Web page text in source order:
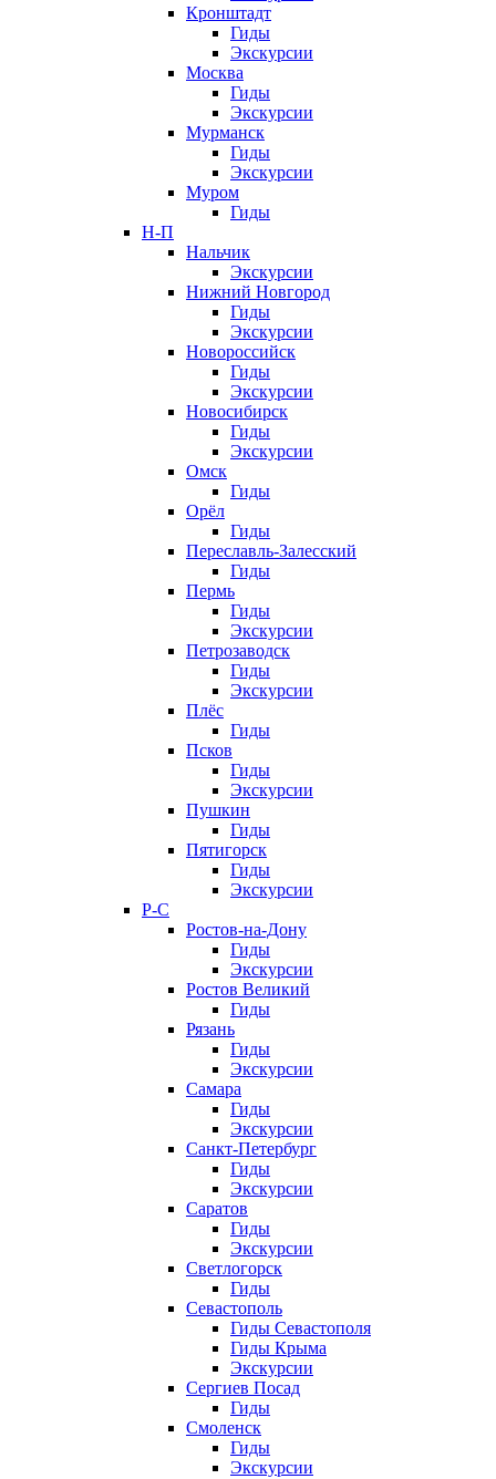
Кронштадт
Гиды
Экскурсии
Москва
Гиды
Экскурсии
Мурманск
Гиды
Экскурсии
Муром
Гиды
Н-П
Нальчик
Экскурсии
Нижний Новгород
Гиды
Экскурсии
Новороссийск
Гиды
Экскурсии
Новосибирск
Гиды
Экскурсии
Омск
Гиды
Орёл
Гиды
Переславль-Залесский
Гиды
Пермь
Гиды
Экскурсии
Петрозаводск
Гиды
Экскурсии
Плёс
Гиды
Псков
Гиды
Экскурсии
Пушкин
Гиды
Пятигорск
Гиды
Экскурсии
Р-С
Ростов-на-Дону
Гиды
Экскурсии
Ростов Великий
Гиды
Рязань
Гиды
Экскурсии
Самара
Гиды
Экскурсии
Санкт-Петербург
Гиды
Экскурсии
Саратов
Гиды
Экскурсии
Светлогорск
Гиды
Севастополь
Гиды Севастополя
Гиды Крыма
Экскурсии
Сергиев Посад
Гиды
Смоленск
Гиды
Экскурсии